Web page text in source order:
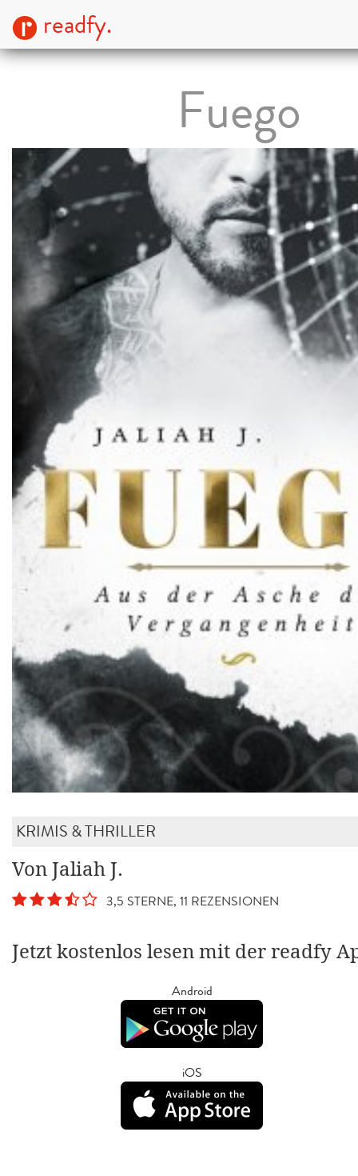
readfy.
Fuego
KRIMIS & THRILLER
Von Jaliah J.
3,5 STERNE, 11 REZENSIONEN
Jetzt kostenlos lesen mit der readfy
Android
iOS